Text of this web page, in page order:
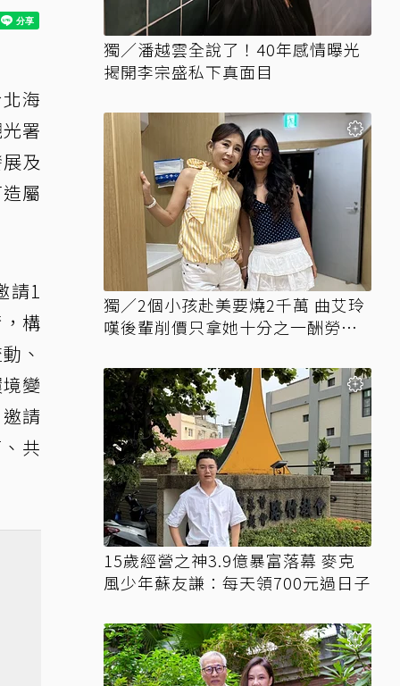
海
署
及
屬
請1
構
、
變
請
共
獨／潘越雲全說了！40年感情曝光
揭開李宗盛私下真面目
獨／2個小孩赴美要燒2千萬 曲艾玲
嘆後輩削價只拿她十分之一酬勞競
15歲經營之神3.9億暴富落幕 麥克
風少年蘇友謙：每天領700元過日子